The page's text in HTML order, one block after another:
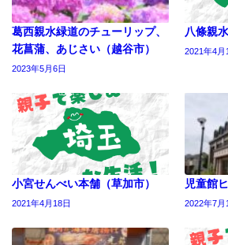
葛西親水緑道のチューリップ、
花菖蒲、あじさい（越谷市）
2023年5月6日
八條親
2021年4月
小宮せんべい本舗（草加市）
2021年4月18日
児童館
2022年7月